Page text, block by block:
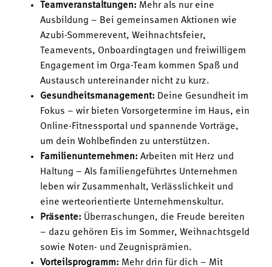
Teamveranstaltungen: Mehr als nur eine
Ausbildung – Bei gemeinsamen Aktionen wie
Azubi-Sommerevent, Weihnachtsfeier,
Teamevents, Onboardingtagen und freiwilligem
Engagement im Orga-Team kommen Spaß und
Austausch untereinander nicht zu kurz.
Gesundheitsmanagement: Deine Gesundheit im
Fokus – wir bieten Vorsorgetermine im Haus, ein
Online-Fitnessportal und spannende Vorträge,
um dein Wohlbefinden zu unterstützen.
Familienunternehmen: Arbeiten mit Herz und
Haltung – Als familiengeführtes Unternehmen
leben wir Zusammenhalt, Verlässlichkeit und
eine werteorientierte Unternehmenskultur.
Präsente: Überraschungen, die Freude bereiten
– dazu gehören Eis im Sommer, Weihnachtsgeld
sowie Noten- und Zeugnisprämien.
Vorteilsprogramm: Mehr drin für dich – Mit